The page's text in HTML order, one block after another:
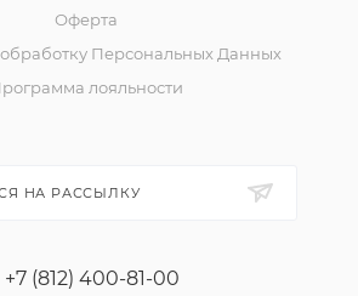
Оферта
Персональных Данных
лояльности
НА РАССЫЛКУ
+7 (812) 400-81-00